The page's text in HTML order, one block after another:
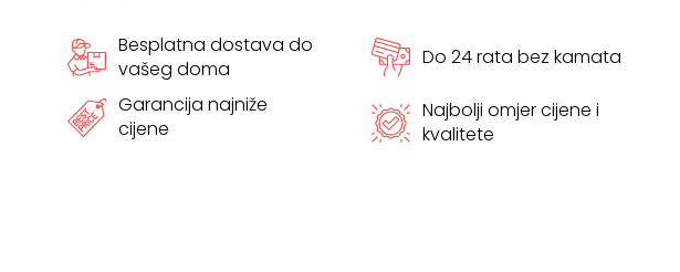
cm
Besplatna dostava do
vašeg doma
Do 24 rata bez kamata
Garancija najniže
cijene
Najbolji omjer cijene i
kvalitete